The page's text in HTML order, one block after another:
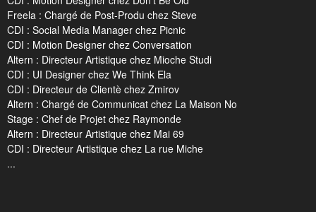
Freela : Chargé de Post-Produ chez Steve
CDI : Social Media Manager chez Picnic
CDI : Motion Designer chez Conversation
Altern : Directeur Artistique chez Mioche Studi
CDI : UI Designer chez We Think Ela
CDI : Directeur de Clientè chez Zmirov
Altern : Chargé de Communicat chez La Maison No
Stage : Chef de Projet chez Raymonde
Altern : Directeur Artistique chez Mai 69
CDI : Directeur Artistique chez La rue Miche
...